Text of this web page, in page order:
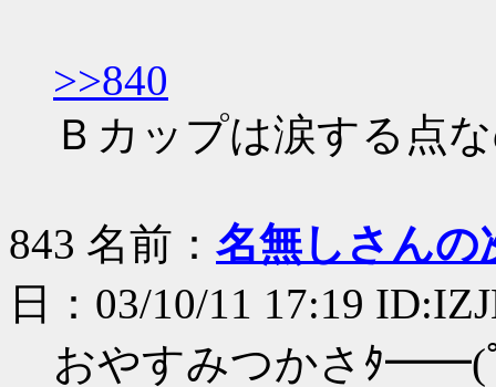
>>840
Ｂカップは涙する点
843 名前： 名無しさんの
日：03/10/11 17:19
おやすみつかさﾀ